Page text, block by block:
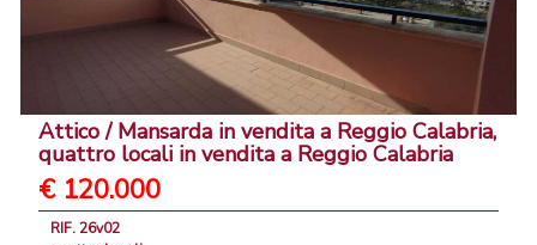
Attico / Mansarda in vendita a Reggio Calabria,
quattro locali in vendita a Reggio Calabria
€ 120.000
RIF. 26v02